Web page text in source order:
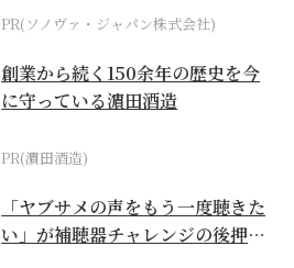
PR(ソノヴァ・ジャパン株式会社)
創業から続く150余年の歴史を今
に守っている濵田酒造
PR(濵田酒造)
「ヤブサメの声をもう一度聴きた
い」が補聴器チャレンジの後押し